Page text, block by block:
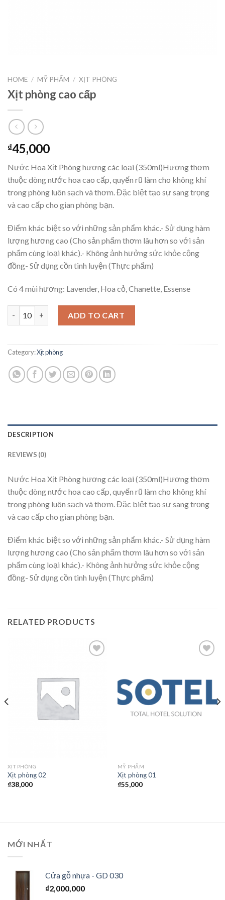
HOME / MỸ PHẨM / XỊT PHÒNG
Xịt phòng cao cấp
₫45,000
Nước Hoa Xịt Phòng hương các loại (350ml)Hương thơm
thuộc dòng nước hoa cao cấp, quyến rũ làm cho không khí
trong phòng luôn sạch và thơm. Đặc biệt tạo sự sang trọng
và cao cấp cho gian phòng bạn.
Điểm khác biệt so với những sản phẩm khác.- Sử dụng hàm
lượng hương cao (Cho sản phẩm thơm lâu hơn so với sản
phẩm cùng loại khác).- Không ảnh hưởng sức khỏe cộng
đồng- Sử dụng cồn tinh luyện (Thực phẩm)
Có 4 mùi hương: Lavender, Hoa cỏ, Chanette, Essense
ADD TO CART
Category:Xịt phòng
DESCRIPTION
REVIEWS (0)
Nước Hoa Xịt Phòng hương các loại (350ml)Hương thơm
thuộc dòng nước hoa cao cấp, quyến rũ làm cho không khí
trong phòng luôn sạch và thơm. Đặc biệt tạo sự sang trọng
và cao cấp cho gian phòng bạn.
Điểm khác biệt so với những sản phẩm khác.- Sử dụng hàm
lượng hương cao (Cho sản phẩm thơm lâu hơn so với sản
phẩm cùng loại khác).- Không ảnh hưởng sức khỏe cộng
đồng- Sử dụng cồn tinh luyện (Thực phẩm)
RELATED PRODUCTS
XỊT PHÒNG
Xịt phòng 02
₫38,000
thích
MỸ PHẨM
Xịt phòng 01
₫55,000
MỚI NHẤT
Cửa gỗ nhựa - GD 030
₫2,000,000